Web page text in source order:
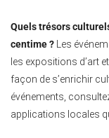
Quels trésors
centime ? Les
les expositions d’art
façon de s’enrichir
événements,
applications locales